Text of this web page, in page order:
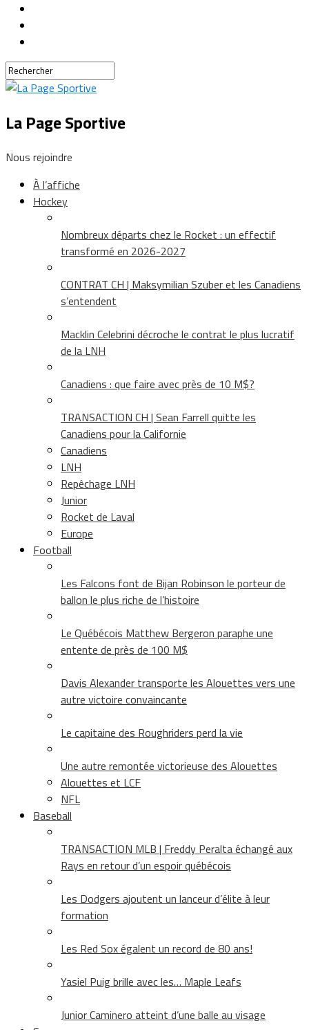
La Page Sportive
Nous rejoindre
À l’affiche
Hockey
Nombreux départs chez le Rocket : un effectif
transformé en 2026-2027
CONTRAT CH | Maksymilian Szuber et les Canadiens
s’entendent
Macklin Celebrini décroche le contrat le plus lucratif
de la LNH
Canadiens : que faire avec près de 10 M$?
TRANSACTION CH | Sean Farrell quitte les
Canadiens pour la Californie
Canadiens
LNH
Repêchage LNH
Junior
Rocket de Laval
Europe
Football
Les Falcons font de Bijan Robinson le porteur de
ballon le plus riche de l’histoire
Le Québécois Matthew Bergeron paraphe une
entente de près de 100 M$
Davis Alexander transporte les Alouettes vers une
autre victoire convaincante
Le capitaine des Roughriders perd la vie
Une autre remontée victorieuse des Alouettes
Alouettes et LCF
NFL
Baseball
TRANSACTION MLB | Freddy Peralta échangé aux
Rays en retour d’un espoir québécois
Les Dodgers ajoutent un lanceur d’élite à leur
formation
Les Red Sox égalent un record de 80 ans!
Yasiel Puig brille avec les… Maple Leafs
Junior Caminero atteint d’une balle au visage